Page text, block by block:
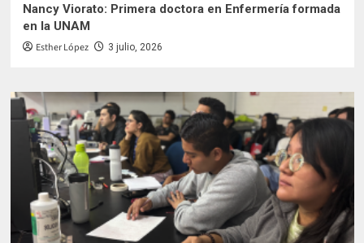
Nancy Viorato: Primera doctora en Enfermería formada
en la UNAM
Esther López 3 julio, 2026